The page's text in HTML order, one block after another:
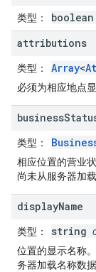
类型 ： boolean
attributions
类型 ： Array<
必须为相应地点
business
类型 ：
相应位置的营业
尚未从服务器加
displayName
类型 ： string
位置的显示名称
务器加载名称数